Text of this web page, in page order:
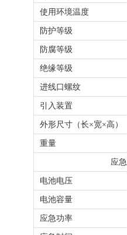
使用环境温度
防护等级
防腐等级
绝缘等级
进线口螺纹
引入装置
外形尺寸（长×宽×高）
重量
应
电池电压
电池容量
应急功率